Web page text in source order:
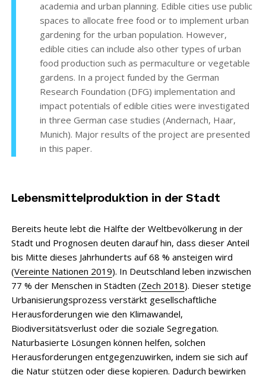
academia and urban planning. Edible cities use public
spaces to allocate free food or to implement urban
gardening for the urban population. However,
edible cities can include also other types of urban
food production such as permaculture or vegetable
gardens. In a project funded by the German
Research Foundation (DFG) implementation and
impact potentials of edible cities were investigated
in three German case studies (Andernach, Haar,
Munich). Major results of the project are presented
in this paper.
Lebensmittelproduktion in der Stadt
Bereits heute lebt die Hälfte der Weltbevölkerung in der
Stadt und Prognosen deuten darauf hin, dass dieser Anteil
bis Mitte dieses Jahrhunderts auf 68 % ansteigen wird
(Vereinte Nationen 2019). In Deutschland leben inzwischen
77 % der Menschen in Städten (Zech 2018). Dieser stetige
Urbanisierungsprozess verstärkt gesellschaftliche
Herausforderungen wie den Klimawandel,
Biodiversitätsverlust oder die soziale Segregation.
Naturbasierte Lösungen können helfen, solchen
Herausforderungen entgegenzuwirken, indem sie sich auf
die Natur stützen oder diese kopieren. Dadurch bewirken